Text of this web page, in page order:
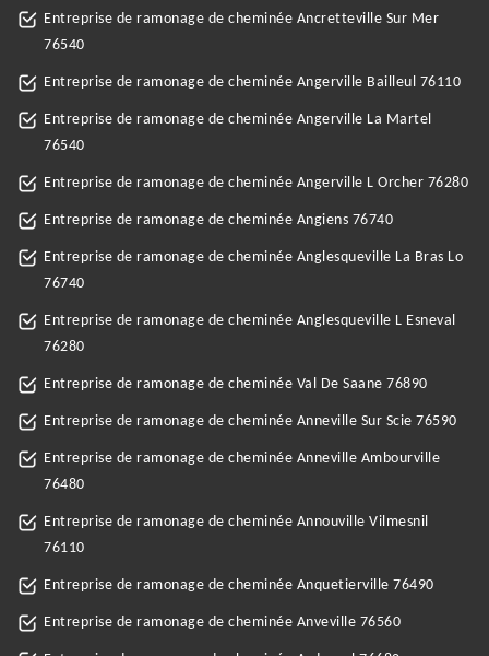
Entreprise de ramonage de cheminée Ancretteville Sur Mer
76540
Entreprise de ramonage de cheminée Angerville Bailleul 76110
Entreprise de ramonage de cheminée Angerville La Martel
76540
Entreprise de ramonage de cheminée Angerville L Orcher 76280
Entreprise de ramonage de cheminée Angiens 76740
Entreprise de ramonage de cheminée Anglesqueville La Bras Lo
76740
Entreprise de ramonage de cheminée Anglesqueville L Esneval
76280
Entreprise de ramonage de cheminée Val De Saane 76890
Entreprise de ramonage de cheminée Anneville Sur Scie 76590
Entreprise de ramonage de cheminée Anneville Ambourville
76480
Entreprise de ramonage de cheminée Annouville Vilmesnil
76110
Entreprise de ramonage de cheminée Anquetierville 76490
Entreprise de ramonage de cheminée Anveville 76560